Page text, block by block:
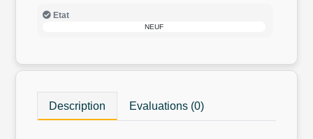
Etat
NEUF
Description Evaluations (0)